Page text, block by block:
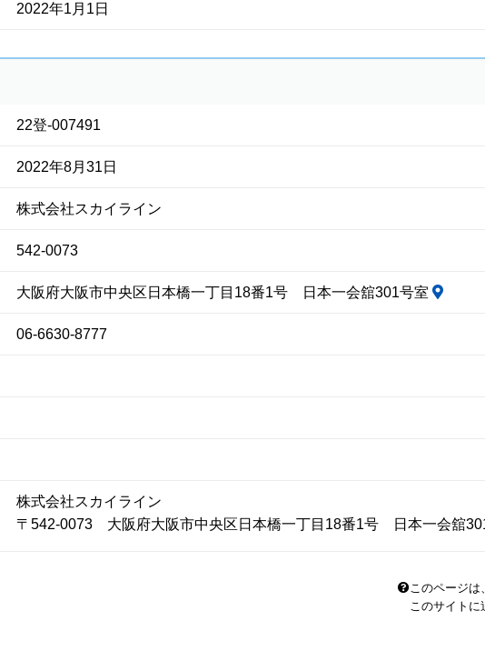
2022年1月1日
22登-007491
2022年8月31日
株式会社スカイライン
542-0073
大阪府大阪市中央区日本橋一丁目18番1号 日本一会舘301号室
06-6630-8777
株式会社スカイライン
〒542-0073 大阪府大阪市中央区日本橋一丁目18番1号 日本一会舘
このページは
このサイトに